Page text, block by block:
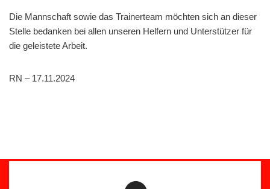
Die Mannschaft sowie das Trainerteam möchten sich an dieser
Stelle bedanken bei allen unseren Helfern und Unterstützer für
die geleistete Arbeit.
RN – 17.11.2024